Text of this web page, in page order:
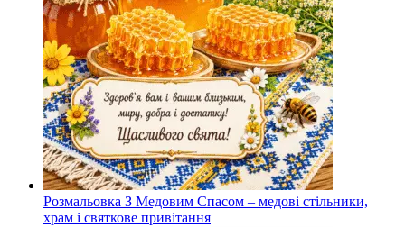
Розмальовка З Медовим Спасом – медові стільники,
храм і святкове привітання